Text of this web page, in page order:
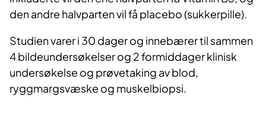
den andre halvparten vil få placebo (sukkerpille).
Studien varer i 30 dager og innebærer til sammen
4 bildeundersøkelser og 2 formiddager klinisk
undersøkelse og prøvetaking av blod,
ryggmargsvæske og muskelbiopsi.